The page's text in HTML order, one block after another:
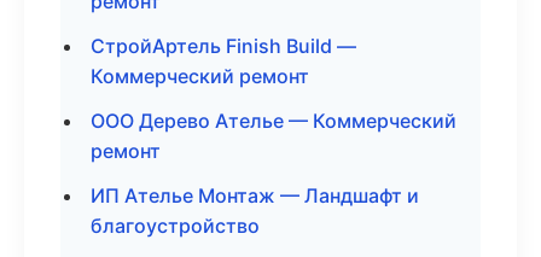
СтройАртель Finish Build —
Коммерческий ремонт
ООО Дерево Ателье — Коммерческий
ремонт
ИП Ателье Монтаж — Ландшафт и
благоустройство